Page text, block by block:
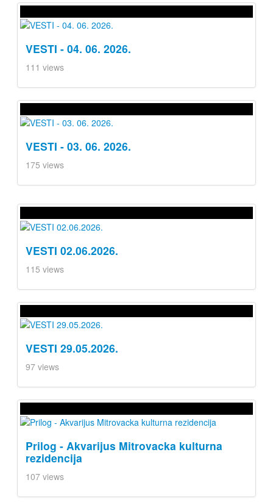
VESTI - 04. 06. 2026.
111 views
VESTI - 03. 06. 2026.
175 views
VESTI 02.06.2026.
115 views
VESTI 29.05.2026.
97 views
Prilog - Akvarijus Mitrovacka kulturna
rezidencija
107 views